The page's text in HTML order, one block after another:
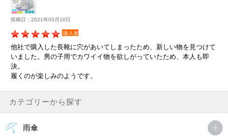
投稿日：2021年03月10日
購入者
他社で購入した長靴に穴があいてしまったため、新しい物を見つけて
いました。男の子用でカワイイ物を欲しがっていたため、本人も即
決。
履くのが楽しみのようです。
カテゴリーから探す
雨傘